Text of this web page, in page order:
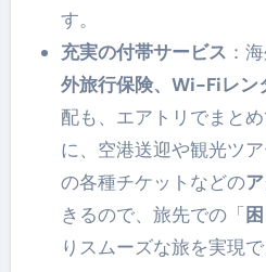
す。
充実の付帯サービス ：
外旅行保険、Wi-Fiレン
配も、エアトリでまと
に、空港送迎や観光ツ
の各種チケットなどの
きるので、旅先での「
りスムーズな旅を実現で